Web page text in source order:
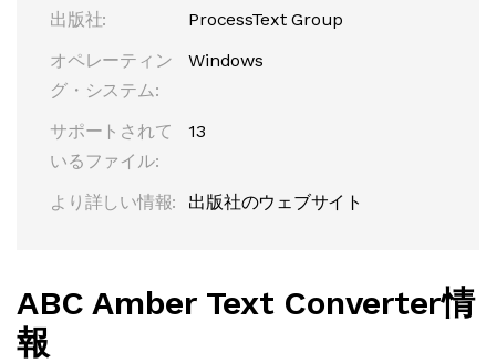
出版社:
ProcessText Group
オペレーティン
グ・システム:
Windows
サポートされて
いるファイル:
13
より詳しい情報: 出版社のウェブサイト
ABC Amber Text Converter情
報